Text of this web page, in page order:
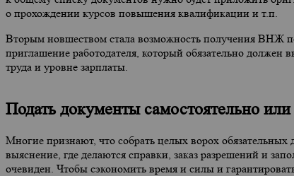
о прохождении курсов повышения квалификации и т.п.
Вторым новшеством стала возможность получения ВНЖ
приглашение работодателя, который обязательно должен
труда и уровне зарплаты.
Подать документы самостоятельно
Многие признают, что собрать целых ворох
выяснение, где делаются справки, заказ разрешений и
очевиден. Чтобы сэкономить время и силы и